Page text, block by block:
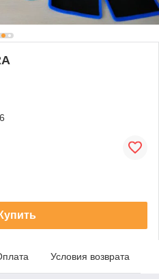
Купить
Условия возврата